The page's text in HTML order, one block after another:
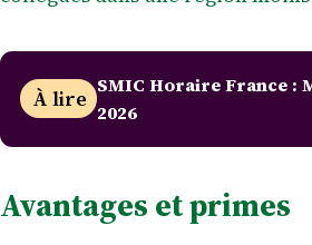
À lire SMIC Horaire France :
2026
Avantages et primes